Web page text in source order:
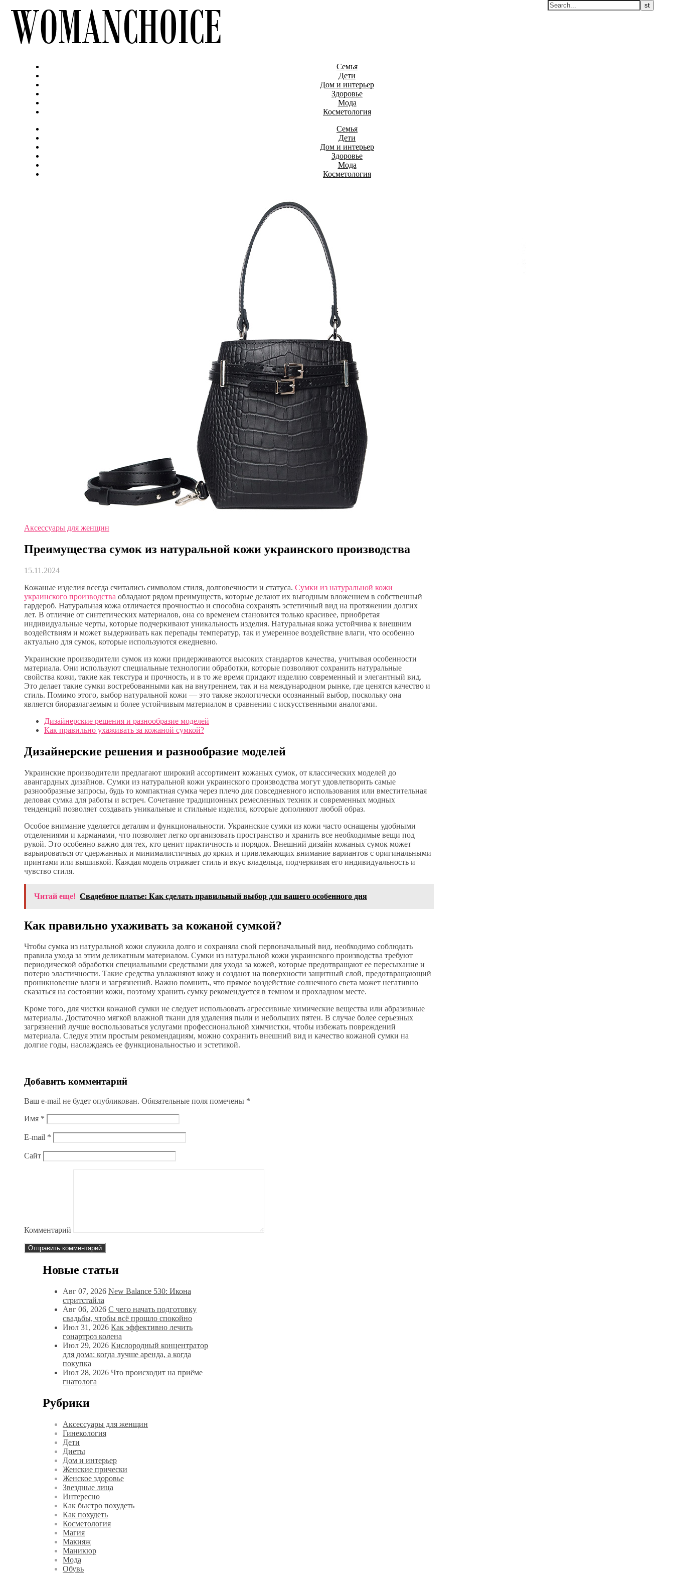
Семья
Дети
Дом и интерьер
Здоровье
Мода
Косметология
Семья
Дети
Дом и интерьер
Здоровье
Мода
Косметология
Аксессуары для женщин
Преимущества сумок из натуральной кожи украинского производства
15.11.2024
Кожаные изделия всегда считались символом стиля, долговечности и статуса. Сумки из натуральной кожи
украинского производства обладают рядом преимуществ, которые делают их выгодным вложением в собственный
гардероб. Натуральная кожа отличается прочностью и способна сохранять эстетичный вид на протяжении долгих
лет. В отличие от синтетических материалов, она со временем становится только красивее, приобретая
индивидуальные черты, которые подчеркивают уникальность изделия. Натуральная кожа устойчива к внешним
воздействиям и может выдерживать как перепады температур, так и умеренное воздействие влаги, что особенно
актуально для сумок, которые используются ежедневно.
Украинские производители сумок из кожи придерживаются высоких стандартов качества, учитывая особенности
материала. Они используют специальные технологии обработки, которые позволяют сохранить натуральные
свойства кожи, такие как текстура и прочность, и в то же время придают изделию современный и элегантный вид.
Это делает такие сумки востребованными как на внутреннем, так и на международном рынке, где ценятся качество и
стиль. Помимо этого, выбор натуральной кожи — это также экологически осознанный выбор, поскольку она
является биоразлагаемым и более устойчивым материалом в сравнении с искусственными аналогами.
Дизайнерские решения и разнообразие моделей
Как правильно ухаживать за кожаной сумкой?
Дизайнерские решения и разнообразие моделей
Украинские производители предлагают широкий ассортимент кожаных сумок, от классических моделей до
авангардных дизайнов. Сумки из натуральной кожи украинского производства могут удовлетворить самые
разнообразные запросы, будь то компактная сумка через плечо для повседневного использования или вместительная
деловая сумка для работы и встреч. Сочетание традиционных ремесленных техник и современных модных
тенденций позволяет создавать уникальные и стильные изделия, которые дополняют любой образ.
Особое внимание уделяется деталям и функциональности. Украинские сумки из кожи часто оснащены удобными
отделениями и карманами, что позволяет легко организовать пространство и хранить все необходимые вещи под
рукой. Это особенно важно для тех, кто ценит практичность и порядок. Внешний дизайн кожаных сумок может
варьироваться от сдержанных и минималистичных до ярких и привлекающих внимание вариантов с оригинальными
принтами или вышивкой. Каждая модель отражает стиль и вкус владельца, подчеркивая его индивидуальность и
чувство стиля.
Читай еще! Свадебное платье: Как сделать правильный выбор для вашего особенного дня
Как правильно ухаживать за кожаной сумкой?
Чтобы сумка из натуральной кожи служила долго и сохраняла свой первоначальный вид, необходимо соблюдать
правила ухода за этим деликатным материалом. Сумки из натуральной кожи украинского производства требуют
периодической обработки специальными средствами для ухода за кожей, которые предотвращают ее пересыхание и
потерю эластичности. Такие средства увлажняют кожу и создают на поверхности защитный слой, предотвращающий
проникновение влаги и загрязнений. Важно помнить, что прямое воздействие солнечного света может негативно
сказаться на состоянии кожи, поэтому хранить сумку рекомендуется в темном и прохладном месте.
Кроме того, для чистки кожаной сумки не следует использовать агрессивные химические вещества или абразивные
материалы. Достаточно мягкой влажной ткани для удаления пыли и небольших пятен. В случае более серьезных
загрязнений лучше воспользоваться услугами профессиональной химчистки, чтобы избежать повреждений
материала. Следуя этим простым рекомендациям, можно сохранить внешний вид и качество кожаной сумки на
долгие годы, наслаждаясь ее функциональностью и эстетикой.
Добавить комментарий
Ваш e-mail не будет опубликован. Обязательные поля помечены *
Имя *
E-mail *
Сайт
Комментарий
Новые статьи
Авг 07, 2026 New Balance 530: Икона
стритстайла
Авг 06, 2026 С чего начать подготовку
свадьбы, чтобы всё прошло спокойно
Июл 31, 2026 Как эффективно лечить
гонартроз колена
Июл 29, 2026 Кислородный концентратор
для дома: когда лучше аренда, а когда
покупка
Июл 28, 2026 Что происходит на приёме
гнатолога
Рубрики
Аксессуары для женщин
Гинекология
Дети
Диеты
Дом и интерьер
Женские прически
Женское здоровье
Звездные лица
Интересно
Как быстро похудеть
Как похудеть
Косметология
Магия
Макияж
Маникюр
Мода
Обувь